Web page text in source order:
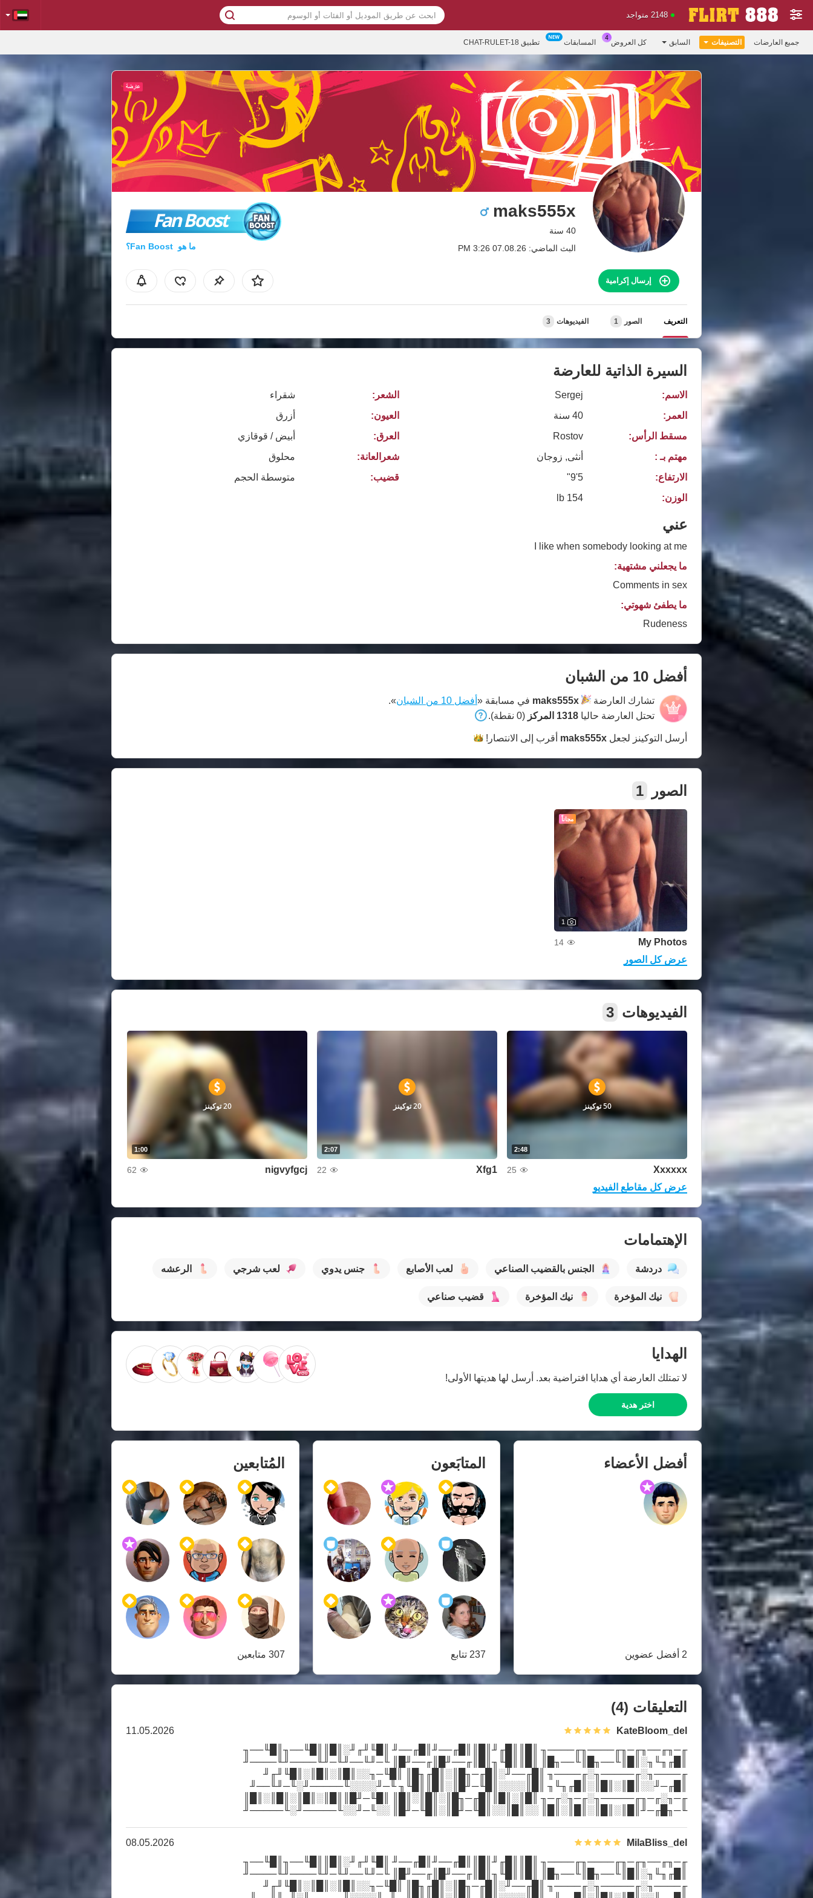
2148 متواجد
جميع العارضات التصنيفات السابق كل العروض المسابقات تطبيق CHAT-RULET-18
maks555x
40 سنة
البث الماضي: 07.08.26 3:26 PM
Fan Boost
ما هو Fan Boost؟
إرسال إكرامية
التعريف الصور 1 الفيديوهات 3
السيرة الذاتية للعارضة
الاسم:
Sergej
العمر:
40 سنة
مسقط الرأس:
Rostov
مهتم بـ :
أنثى, زوجان
الارتفاع:
5'9"
الوزن:
154 lb
الشعر:
شقراء
العيون:
أزرق
العرق:
أبيض / قوقازي
شعرالعانة:
محلوق
قضيب:
متوسطة الحجم
عني
I like when somebody looking at me
ما يجعلني مشتهية:
Comments in sex
ما يطفئ شهوتي:
Rudeness
أفضل 10 من الشبان
تشارك العارضة maks555x في مسابقة « أفضل 10 من الشبان
».
تحتل العارضة حاليا 1318 المركز (0 نقطة).
أرسل التوكينز لجعل maks555x أقرب إلى الانتصار!
الصور 1
مجاناً
1
My Photos
14
عرض كل الصور
الفيديوهات 3
2:48
50 توكينز
Xxxxxx
25
2:07
20 توكينز
Xfg1
22
1:00
20 توكينز
nigvyfgcj
62
عرض كل مقاطع الفيديو
الإهتمامات
دردشة الجنس بالقضيب الصناعي لعب الأصابع جنس يدوي لعب شرجي الرعشه
نيك المؤخرة نيك المؤخرة قضيب صناعي
الهدايا
لا تمتلك العارضة أي هدايا افتراضية بعد. أرسل لها هديتها الأولى!
اختر هدية
أفضل الأعضاء
2 أفضل عضوين
المتابَعون
237 تتابع
المُتابعين
307 متابعين
التعليقات (4)
KateBloom_del
11.05.2026
╓─╖╓──╖╓─╖╓────╖╓────╖ ║█║║█╓╜║█║║█╓──╜║█╓──╜ ║█╙╜╓╜░║█║║█╙──╖║█╙──╖
║█╓╖╙╖░║█║╙──╖█║╙──╖█║ ║█║║█╙╖║█║╓──╜█║╓──╜█║ ╙─╜╙──╜╙─╜╙────╜╙────╜
╓────╖░╓─────╖░╓────╖ ║█╓──╜░║█╓─╖█║░║█╓╖█║ ║█╙─╖░░║█║░║█║░║█╙╜╓╜
║█╓─╜░░║█║░║█║░║█╓╖╙╖ ║█║░░░░║█╙─╜█║░║█║║█╙╖ ╙─╜░░░░╙─────╜░╙─╜╙──╜
╓─╖░╓─╖╓─────╖░╓─╖░╓─╖ ║█║░║█║║█╓─╖█║░║█║░║█║ ║█╙─╜█║║█║░║█║░║█║░║█║
╙─╖█╓─╜║█║░║█║░║█║░║█║ ░░║█║░░║█╙─╜█║░║█╙─╜█║ ░░╙─╜░░╙─────╜░╙─────╜
MilaBliss_del
08.05.2026
╓─╖╓──╖╓─╖╓────╖╓────╖ ║█║║█╓╜║█║║█╓──╜║█╓──╜ ║█╙╜╓╜░║█║║█╙──╖║█╙──╖
║█╓╖╙╖░║█║╙──╖█║╙──╖█║ ║█║║█╙╖║█║╓──╜█║╓──╜█║ ╙─╜╙──╜╙─╜╙────╜╙────╜
╓────╖░╓─────╖░╓────╖ ║█╓──╜░║█╓─╖█║░║█╓╖█║ ║█╙─╖░░║█║░║█║░║█╙╜╓╜